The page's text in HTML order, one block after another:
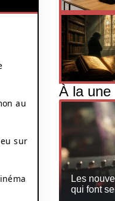
au
sur
À la une
Les
qui font